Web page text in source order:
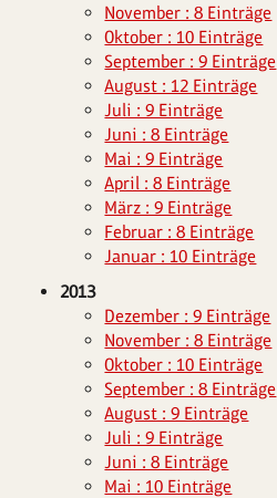
November : 8 Einträge
Oktober : 10 Einträge
September : 9 Einträge
August : 12 Einträge
Juli : 9 Einträge
Juni : 8 Einträge
Mai : 9 Einträge
April : 8 Einträge
März : 9 Einträge
Februar : 8 Einträge
Januar : 10 Einträge
2013
Dezember : 9 Einträge
November : 8 Einträge
Oktober : 10 Einträge
September : 8 Einträge
August : 9 Einträge
Juli : 9 Einträge
Juni : 8 Einträge
Mai : 10 Einträge